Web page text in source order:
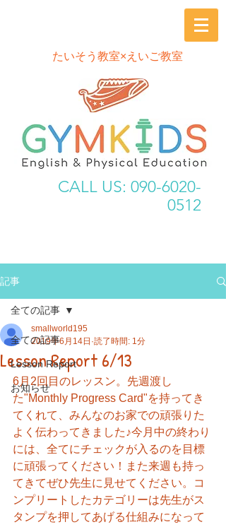
​たいそう教室×えいご教室
CALL US: 090-6020-
0512
記事
全ての記事
Lesson Report
お知らせ
全ての記事
Lesson Report 6/13
smallworld195
2019年6月14日 読了時間: 1分
6月2回目のレッスン。先週渡し
た"Monthly Progress Card"を持ってき
てくれて、みんなのお家での頑張りた
よく伝わってきました♪今月中の終わり
には、全てにチェックが入るのを目標
に頑張ってください！また来週も持っ
てきてぜひ先生に見せてください。コ
ンプリートしたカテゴリーは先生がス
タンプを押してあげる仕組みになって